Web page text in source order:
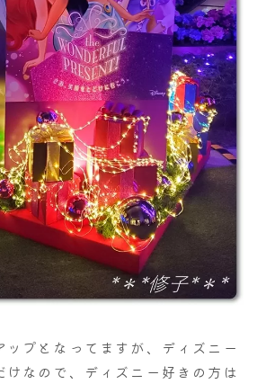
ップとなってますが、ディズニー
けなので、ディズニー好きの方は